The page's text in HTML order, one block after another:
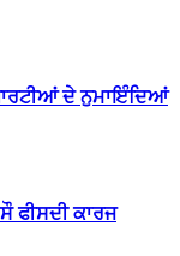
ਦੇ ਨੁਮਾਇੰਦਿਆਂ
ਫੀਸਦੀ ਕਾਰਜ